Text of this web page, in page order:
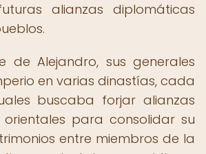
alianzas diplomáticas
de Alejandro, sus generales
en varias dinastías, cada
buscaba forjar alianzas
para consolidar su
entre miembros de la